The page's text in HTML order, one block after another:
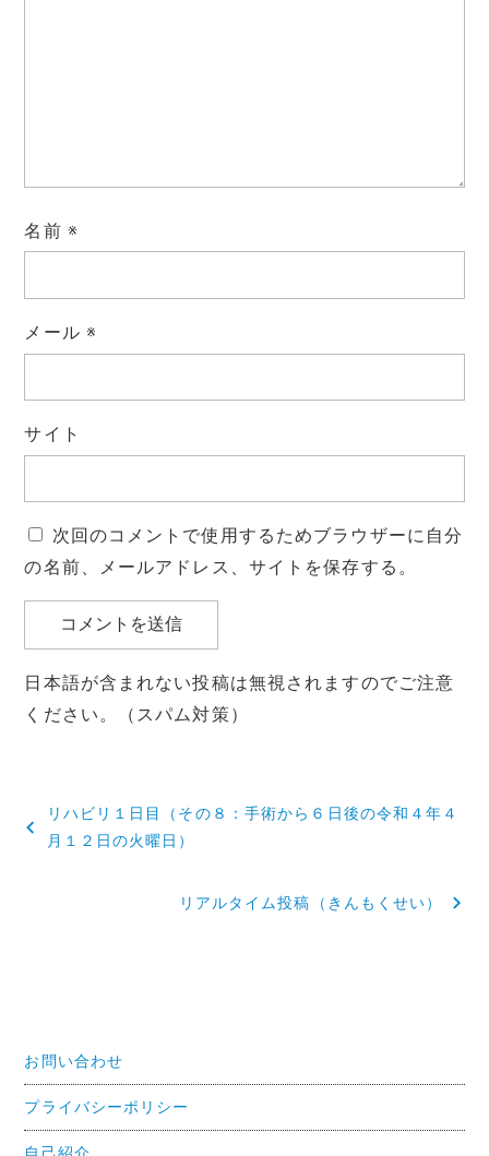
名前 ※
メール ※
サイト
次回のコメントで使用するためブラウザーに自分
の名前、メールアドレス、サイトを保存する。
日本語が含まれない投稿は無視されますのでご注意
ください。（スパム対策）
稿
ョ
ン
リハビリ１日目（その８：手術から６日後の令和４年４
月１２日の火曜日）
リアルタイム投稿（きんもくせい）
お問い合わせ
プライバシーポリシー